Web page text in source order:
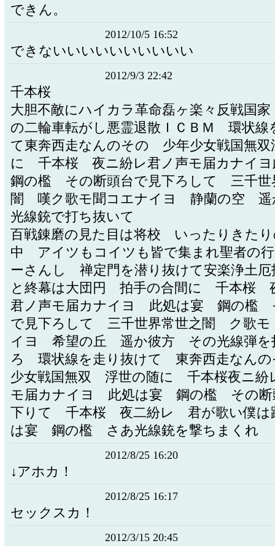
できん。
2012/10/5 16:52
できないいいいいいいいいい
2012/9/3 22:42
千本桜
大胆不敵にハイカラ革命磊ヶ楽々反戦国
の二輪車転がし悪霊退散ＩＣＢＭ 環状線
て東奔西走なんのその 少年少女戦国無双
に 千本桜 夜ニ紛レ君ノ声モ届カナイ
鋼の檻 その断頭台で見下ろして 三千
闇 嘆ク歌モ聞コエナイヨ 静蘭の空 遥
光線銃で打ち抜いて
百戦錬磨の見た目は将校 いったりきたり
中 アイツもコイツも皆で集まれ聖者の
ーさんし 禅定門を潜り抜けて安楽浄土
と終幕は大団円 拍手の合間に 千本
君ノ声モ届カナイヨ 此処は宴 鋼の檻
で見下ろして 三千世界常世之闇 ク歌
イヨ 希望の丘 遥か彼方 その光線弾を
ろ 環状線を走り抜けて 東奔西走なん
少女戦国無双 浮世の随に 千本桜夜ニ
モ届カナイヨ 此処は宴 鋼の檻 その断
下りて 千本桜 夜二紛レ 君が歌い僕
は宴 鋼の檻 さあ光線銃を撃ちまくれ
2012/8/25 16:20
↓アホカ！
2012/8/25 16:17
セックスカ！
2012/3/15 20:45